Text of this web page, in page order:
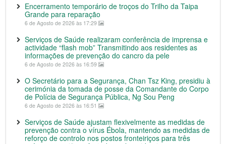
Encerramento temporário de troços do Trilho da Taipa
Grande para reparação
6 de Agosto de 2026 às 17:29
Serviços de Saúde realizaram conferência de imprensa e
actividade “flash mob” Transmitindo aos residentes as
informações de prevenção do cancro da pele
6 de Agosto de 2026 às 16:59
O Secretário para a Segurança, Chan Tsz King, presidiu à
cerimónia da tomada de posse da Comandante do Corpo
de Polícia de Segurança Pública, Ng Sou Peng
6 de Agosto de 2026 às 16:51
Serviços de Saúde ajustam flexivelmente as medidas de
prevenção contra o vírus Ébola, mantendo as medidas de
reforço de controlo nos postos fronteiriços para três